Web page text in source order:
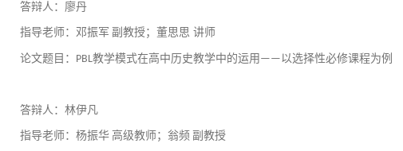
答辩人：廖丹
指导老师：邓振军 副教授；董思思 讲师
论文题目： PBL教学模式在高中历史教学中的运用 ——以选择性必修课程为例
答辩人：林伊凡
指导老师：杨振华 高级教师 ；翁频 副教授